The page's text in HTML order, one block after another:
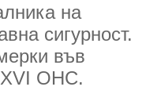
на
сигурност.
във
ОНС.